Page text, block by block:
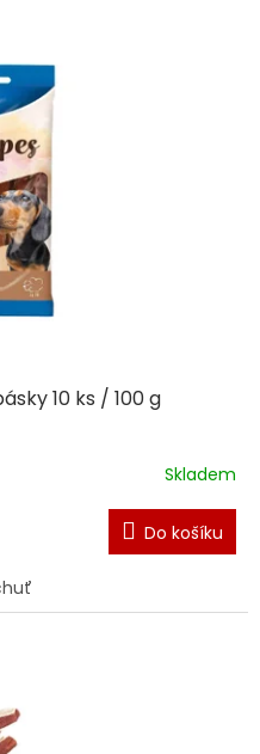
10 ks / 100 g
Skladem
Do košíku